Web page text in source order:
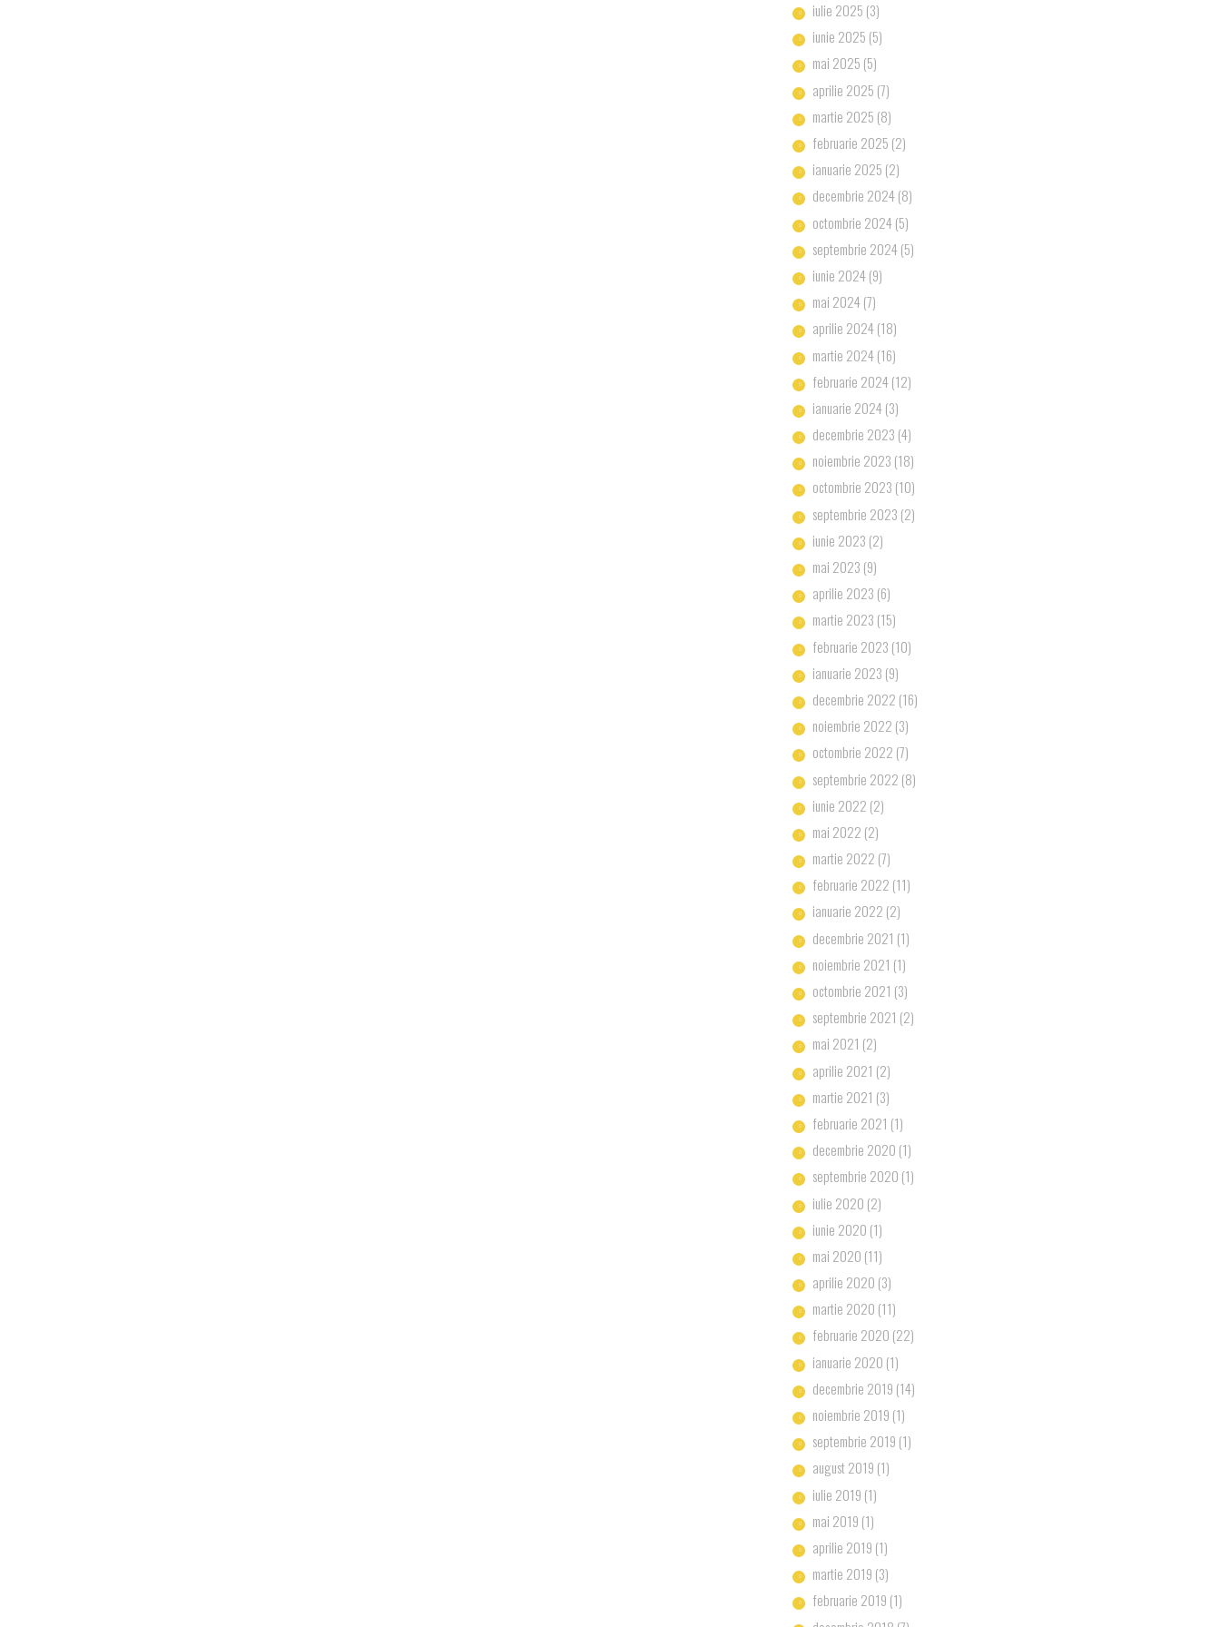
iulie 2025 (3)
iunie 2025 (5)
mai 2025 (5)
aprilie 2025 (7)
martie 2025 (8)
februarie 2025 (2)
ianuarie 2025 (2)
decembrie 2024(8)
octombrie 2024(5)
septembrie 2024(5)
iunie 2024(9)
mai 2024(7)
aprilie 2024(18)
martie 2024(16)
februarie 2024(12)
ianuarie 2024(3)
decembrie 2023 (4)
noiembrie 2023 (18)
octombrie 2023 (10)
septembrie 2023 (2)
iunie 2023 (2)
mai 2023 (9)
aprilie 2023 (6)
martie 2023 (15)
februarie 2023 (10)
ianuarie 2023 (9)
decembrie 2022 (16)
noiembrie 2022 (3)
octombrie 2022 (7)
septembrie 2022 (8)
iunie 2022 (2)
mai 2022 (2)
martie 2022 (7)
februarie 2022 (11)
ianuarie 2022 (2)
decembrie 2021 (1)
noiembrie 2021 (1)
octombrie 2021 (3)
septembrie 2021 (2)
mai 2021 (2)
aprilie 2021 (2)
martie 2021 (3)
februarie 2021 (1)
decembrie 2020 (1)
septembrie 2020 (1)
iulie 2020 (2)
iunie 2020 (1)
mai 2020 (11)
aprilie 2020 (3)
martie 2020 (11)
februarie 2020 (22)
ianuarie 2020 (1)
decembrie 2019 (14)
noiembrie 2019 (1)
septembrie 2019 (1)
august 2019 (1)
iulie 2019 (1)
mai 2019 (1)
aprilie 2019 (1)
martie 2019 (3)
februarie 2019 (1)